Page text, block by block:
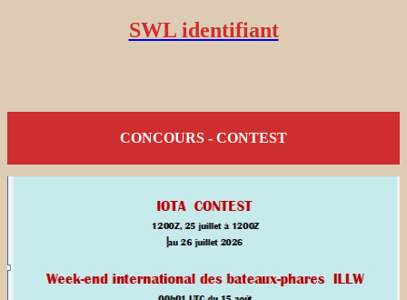
SWL identifiant
CONCOURS - CONTEST